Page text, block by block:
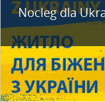
Nocleg dla